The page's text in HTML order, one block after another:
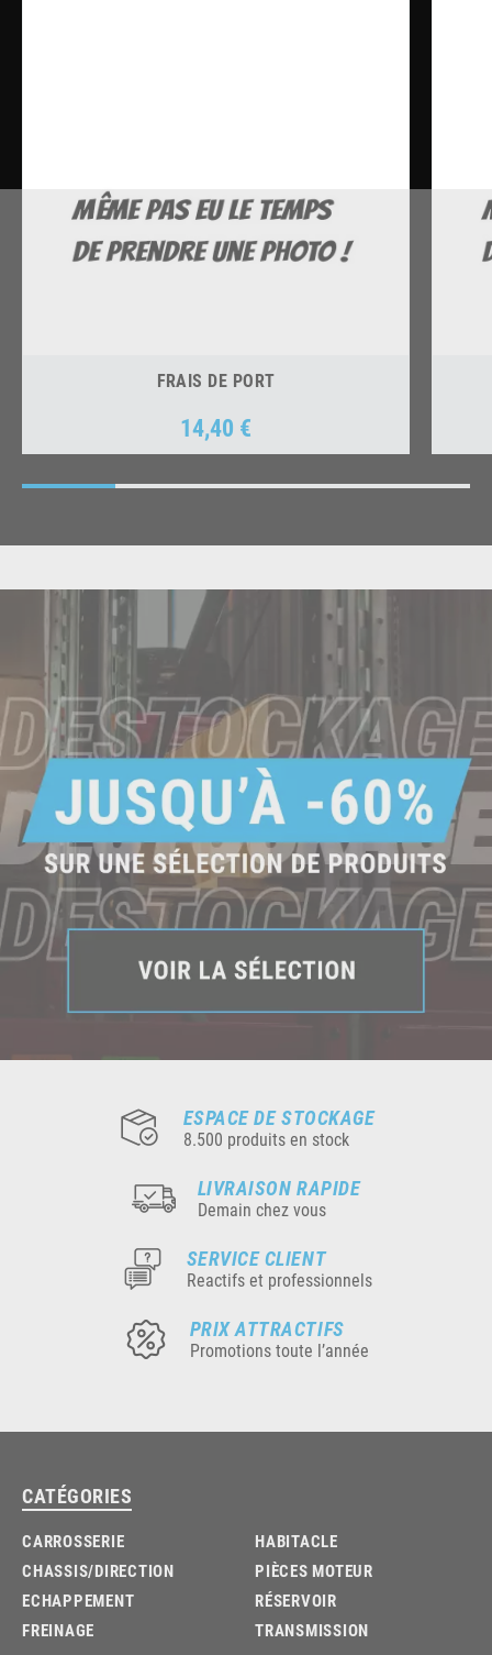
FRAIS DE PORT
Prix
14,40 €
ESPACE DE STOCKAGE
8.500 produits en stock
LIVRAISON RAPIDE
Demain chez vous
SERVICE CLIENT
Reactifs et professionnels
PRIX ATTRACTIFS
Promotions toute l’année
CATÉGORIES
CARROSSERIE
CHASSIS/DIRECTION
ECHAPPEMENT
FREINAGE
HABITACLE
PIÈCES MOTEUR
RÉSERVOIR
TRANSMISSION